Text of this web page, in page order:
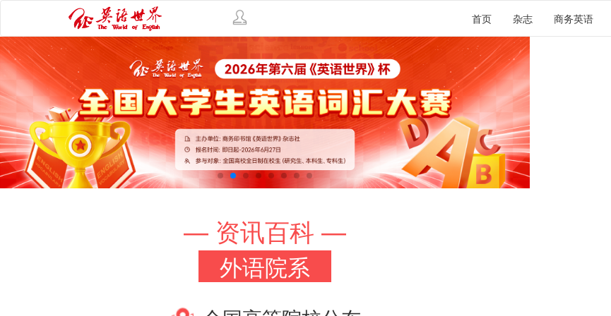
首页 杂志 商务英语
— 资讯百科 —
外语院系